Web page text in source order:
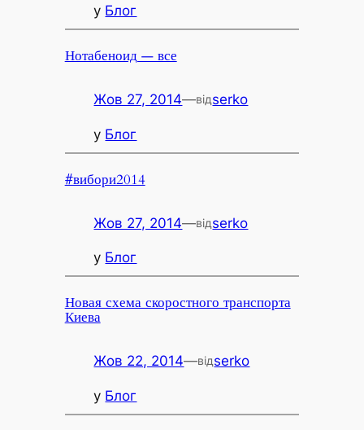
у Блог
Нотабеноид — все
Жов 27, 2014—відserko
у Блог
#‎вибори2014
Жов 27, 2014—відserko
у Блог
Новая схема скоростного транспорта
Киева
Жов 22, 2014—відserko
у Блог